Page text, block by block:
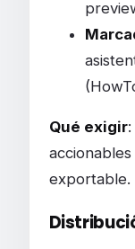
Qué exigir:
exportable.